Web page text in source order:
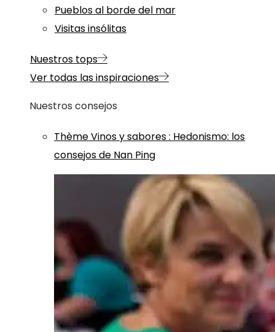
Pueblos al borde del mar
Visitas insólitas
Nuestros tops
Ver todas las inspiraciones
Nuestros consejos
ThèmeVinos y sabores: Hedonismo: los
consejos de Nan Ping